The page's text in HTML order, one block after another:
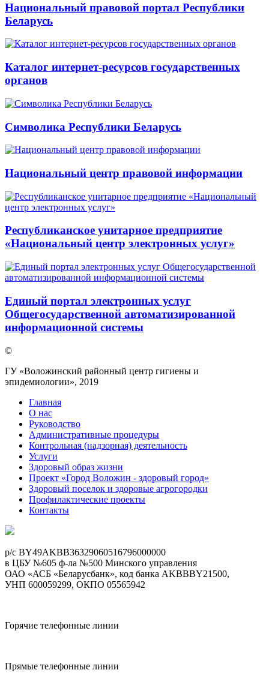
Национальный правовой портал Республики
Беларусь
Каталог интернет-ресурсов государственных
органов
Символика Республики Беларусь
Национальный центр правовой информации
Республиканское унитарное предприятие
«Национальный центр электронных услуг»
Единый портал электронных услуг
Общегосударственной автоматизированной
информационной системы
©
ГУ «Воложинский районный центр гигиены и
эпидемиологии», 2019
Главная
О нас
Руководство
Административные процедуры
Контрольная (надзорная) деятельность
Услуги
Здоровый образ жизни
Проект «Город Воложин - здоровый город»
Здоровый поселок и здоровые агрогородки
Профилактические проекты
Контакты
p/c BY49AKBB36329060516796000000
в ЦБУ №605 ф-ла №500 Минского управления
ОАО «АСБ «Беларусбанк», код банка AKBBBY21500,
УНП 600059299, ОКПО 05565942
Горячие телефонные линии
Прямые телефонные линии